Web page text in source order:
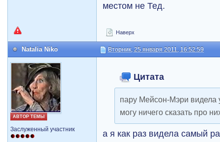
местом не Тед.
Наверх
Natalia Niko Вторник, 25 января 2011, 16:52:59
АВТОР ТЕМЫ
Заслуженный участник
Цитата
пару Мейсон-Мэри видела
могу ничего сказать про
а я как раз видела самый